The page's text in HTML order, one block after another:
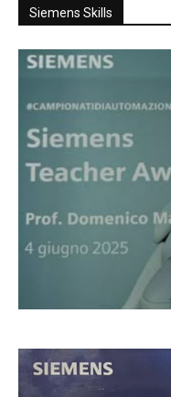
Siemens Skills